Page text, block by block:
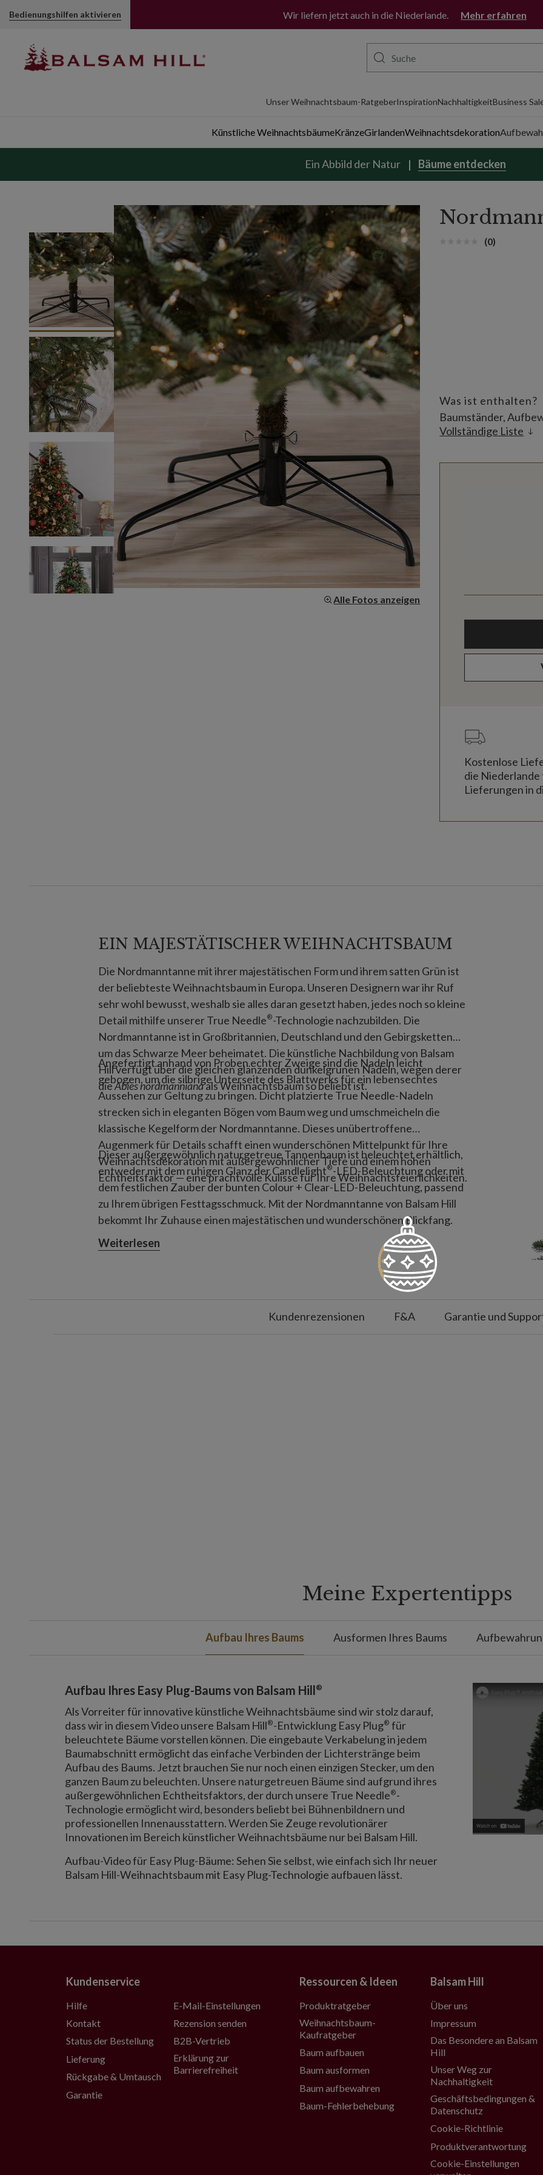
Bedienungshilfen aktivieren Wir liefern jetzt auch in die Niederlande. Mehr erfahren
Unser Weihnachtsbaum-RatgeberInspirationNachhaltigkeitBusiness
Künstliche WeihnachtsbäumeKränzeGirlandenWeihnachtsdekoration
Ein Abbild der Natur Bäume entdecken
Alle Fotos anzeigen
(0)
Was ist enthalten?
Baumständer,
Vollständige Liste
Kostenlose
die
Lieferungen in
EIN MAJESTÄTISCHER WEIHNACHTSBAUM
Die Nordmanntanne mit ihrer majestätischen Form und ihrem satten Grün ist
der beliebteste Weihnachtsbaum in Europa. Unseren Designern war ihr Ruf
sehr wohl bewusst, weshalb sie alles daran gesetzt haben, jedes noch so kleine
Detail mithilfe unserer True Needle®-Technologie nachzubilden. Die
Nordmanntanne ist in Großbritannien, Deutschland und den Gebirgsketten
um das Schwarze Meer beheimatet. Die künstliche Nachbildung von Balsam
Hill verfügt über die gleichen glänzenden dunkelgrünen Nadeln, wegen derer
dieAbies nordmannianaals Weihnachtsbaum so beliebt ist.
Angefertigt anhand von Proben echter Zweige sind die Nadeln leicht
gebogen, um die silbrige Unterseite des Blattwerks für ein lebensechtes
Aussehen zur Geltung zu bringen. Dicht platzierte True Needle-Nadeln
strecken sich in eleganten Bögen vom Baum weg und umschmeicheln die
klassische Kegelform der Nordmanntanne. Dieses unübertroffene
Augenmerk für Details schafft einen wunderschönen Mittelpunkt für Ihre
Weihnachtsdekoration mit außergewöhnlicher Tiefe und einem hohen
Echtheitsfaktor — eine prachtvolle Kulisse für Ihre Weihnachtsfeierlichkeiten.
Dieser außergewöhnlich naturgetreue Tannenbaum ist beleuchtet erhältlich,
entweder mit dem ruhigen Glanz der Candlelight®-LED-Beleuchtung oder mit
dem festlichen Zauber der bunten Colour + Clear-LED-Beleuchtung, passend
zu Ihrem übrigen Festtagsschmuck. Mit der Nordmanntanne von Balsam Hill
bekommt Ihr Zuhause einen majestätischen und wunderschönen Blickfang.
Weiterlesen
Kundenrezensionen F&A Garantie und
Meine Expertentipps
Aufbau Ihres Baums Ausformen Ihres Baums
Aufbau Ihres Easy Plug-Baums von Balsam Hill®
Als Vorreiter für innovative künstliche Weihnachtsbäume sind wir stolz darauf,
dass wir in diesem Video unsere Balsam Hill®-Entwicklung Easy Plug® für
beleuchtete Bäume vorstellen können. Die eingebaute Verkabelung in jedem
Baumabschnitt ermöglicht das einfache Verbinden der Lichterstränge beim
Aufbau des Baums. Jetzt brauchen Sie nur noch einen einzigen Stecker, um den
ganzen Baum zu beleuchten. Unsere naturgetreuen Bäume sind aufgrund ihres
außergewöhnlichen Echtheitsfaktors, der durch unsere True Needle®-
Technologie ermöglicht wird, besonders beliebt bei Bühnenbildnern und
professionellen Innenausstattern. Werden Sie Zeuge revolutionärer
Innovationen im Bereich künstlicher Weihnachtsbäume nur bei Balsam Hill.
Aufbau-Video für Easy Plug-Bäume: Sehen Sie selbst, wie einfach sich Ihr neuer
Balsam Hill-Weihnachtsbaum mit Easy Plug-Technologie aufbauen lässt.
Kundenservice
Hilfe
Kontakt
Status der Bestellung
Lieferung
Rückgabe & Umtausch
Garantie
E-Mail-Einstellungen
Rezension senden
B2B-Vertrieb
Erklärung zur
Barrierefreiheit
Ressourcen & Ideen
Produktratgeber
Weihnachtsbaum-
Kaufratgeber
Baum aufbauen
Baum ausformen
Baum aufbewahren
Baum-Fehlerbehebung
Balsam Hill
Über uns
Impressum
Das Besondere an Balsam
Hill
Unser Weg zur
Nachhaltigkeit
Geschäftsbedingungen &
Datenschutz
Cookie-Richtlinie
Produktverantwortung
Cookie-Einstellungen